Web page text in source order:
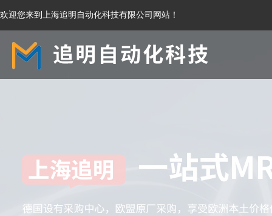
欢迎您来到上海追明自动化科技有限公司网站！